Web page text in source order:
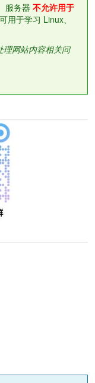
服务器 不允许用于
用于学习 Linux、
理网站内容相关问